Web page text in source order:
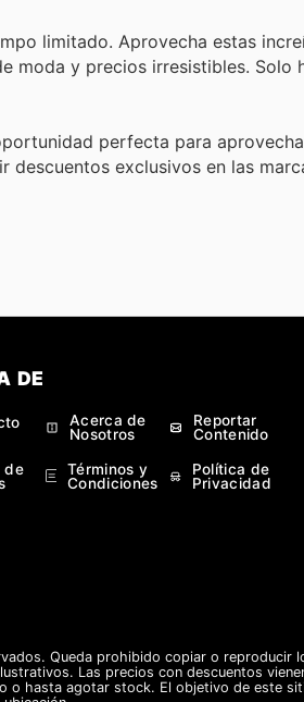
limitado. Aprovecha estas
moda y precios irresistibles. Solo
perfecta para
exclusivos en las
DE
Acerca de
Nosotros
Reportar
Contenido
de
Términos y
Condiciones
Política de
Privacidad
Queda prohibido copiar o reproducir
Las precios con descuentos
o hasta agotar stock. El objetivo de este